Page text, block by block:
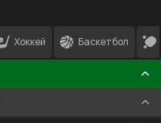
Хоккей Баскетбол